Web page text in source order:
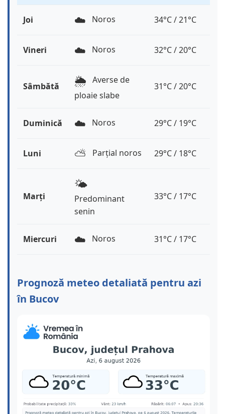
Joi ☁️ Noros 34°C / 21°C
Vineri ☁️ Noros 32°C / 20°C
Sâmbătă 🌦️ Averse de
ploaie slabe
31°C / 20°C
Duminică ☁️ Noros 29°C / 19°C
Luni ⛅️ Parțial noros 29°C / 18°C
Marți
🌤️
Predominant
senin
33°C / 17°C
Miercuri ☁️ Noros 31°C / 17°C
Prognoză meteo detaliată pentru azi
în Bucov